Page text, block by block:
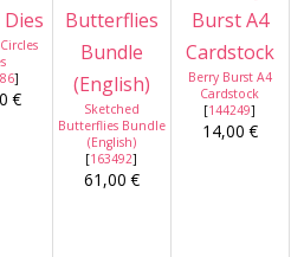
]
€
Sketched
Butterflies Bundle
(English)
[163492]
61,00 €
Berry Burst A4
Cardstock
[144249]
14,00 €